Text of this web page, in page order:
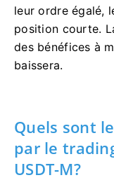
leur ordre égalé,
position courte.
des bénéfices à
baissera.
Quels sont
par le
USDT-M?